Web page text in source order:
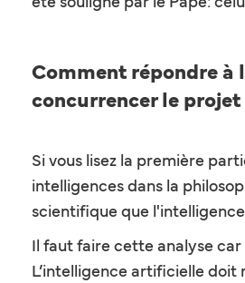
Comment répondre
concurrencer le
Si vous lisez la première
intelligences dans la
scientifique que
Il faut faire cette analyse car
L’intelligence artificielle doit